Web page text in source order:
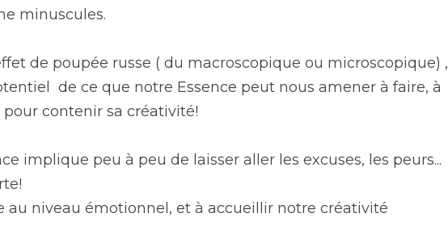
minuscules.
de poupée russe ( du macroscopique ou microscopique) ,
de ce que notre Essence peut nous amener à faire, à
contenir sa créativité!
implique peu à peu de laisser aller les excuses, les peurs...
au niveau émotionnel, et à accueillir notre créativité